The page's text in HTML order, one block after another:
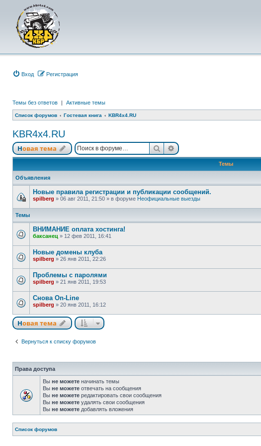
Вход Регистрация
Темы без ответов | Активные темы
Список форумов Гостевая книга KBR4x4.RU
KBR4x4.RU
Новая тема
Новаятема ПоискРасширенный поиск
Темы
Объявления
Новые правила регистрации и публикации сообщений.
spilberg » 06 авг 2011, 21:50 » в форуме Неофициальные выезды
Темы
ВНИМАНИЕ оплата хостинга!
баксанец » 12 фев 2011, 16:41
Новые домены клуба
spilberg » 26 янв 2011, 22:26
Проблемы с паролями
spilberg » 21 янв 2011, 19:53
Снова On-Line
spilberg » 20 янв 2011, 16:12
Новая тема
Новаятема
Вернуться к списку форумов
Права доступа
Вы не можете начинать темы
Вы не можете отвечать на сообщения
Вы не можете редактировать свои сообщения
Вы не можете удалять свои сообщения
Вы не можете добавлять вложения
Список форумов
Связаться с